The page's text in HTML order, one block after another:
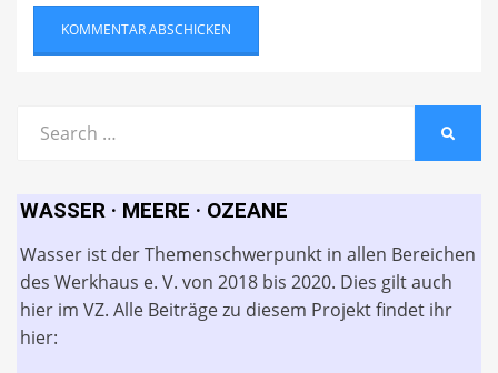
for:
WASSER · MEERE · OZEANE
Wasser ist der Themenschwerpunkt in allen Bereichen
des Werkhaus e. V. von 2018 bis 2020. Dies gilt auch
hier im VZ. Alle Beiträge zu diesem Projekt findet ihr
hier: